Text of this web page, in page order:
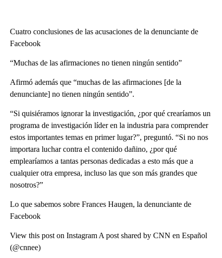
Cuatro conclusiones de las acusaciones de la denunciante de
Facebook
“Muchas de las afirmaciones no tienen ningún sentido”
Afirmó además que “muchas de las afirmaciones [de la
denunciante] no tienen ningún sentido”.
“Si quisiéramos ignorar la investigación, ¿por qué crearíamos un
programa de investigación líder en la industria para comprender
estos importantes temas en primer lugar?”, preguntó. “Si no nos
importara luchar contra el contenido dañino, ¿por qué
emplearíamos a tantas personas dedicadas a esto más que a
cualquier otra empresa, incluso las que son más grandes que
nosotros?”
Lo que sabemos sobre Frances Haugen, la denunciante de
Facebook
View this post on Instagram A post shared by CNN en Español
(@cnnee)